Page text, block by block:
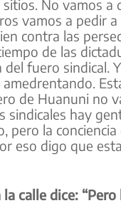
No vamos
vamos a pedir
contra las
de las
fuero sindical.
de Huanuni no
hay
pero la
eso digo que
calle dice: